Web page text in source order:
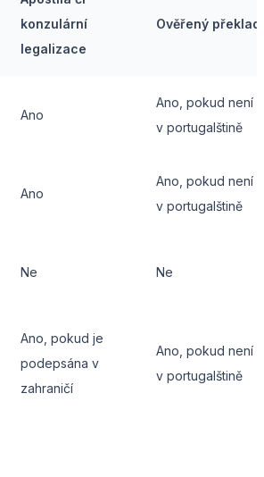
konzulární
legalizace
Ověřený překlad
Ano
Ano, pokud není
v portugalštině
Ano
Ano, pokud není
v portugalštině
Ne Ne
Ano, pokud je
podepsána v
zahraničí
Ano, pokud není
v portugalštině